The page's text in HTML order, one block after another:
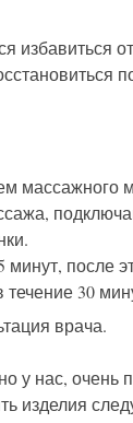
массажного
минут, после
30
врача.
нас, очень
изделия